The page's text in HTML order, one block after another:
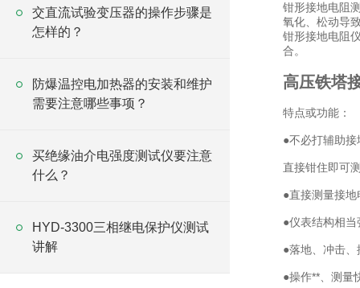
交直流试验变压器的操作步骤是
怎样的？
防爆温控电加热器的安装和维护
需要注意哪些事项？
买绝缘油介电强度测试仪要注意
什么？
HYD-3300三相继电保护仪测试
讲解
钳形接地电阻
氧化、松动导
钳形接地电阻
合。
高压铁塔
特点或功能：
●不必打辅助接
直接钳住即可
●直接测量接地
●仪表结构相
●落地、冲击
●操作**、测量